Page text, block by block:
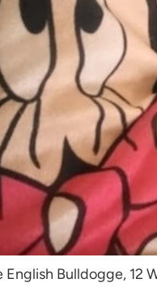
English Bulldogge,